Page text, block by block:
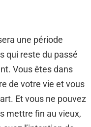
une période
qui reste du passé
Vous êtes dans
de votre vie et vous
Et vous ne pouvez
mettre fin au vieux,